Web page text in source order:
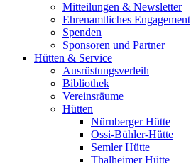
Mitteilungen & Newsletter
Ehrenamtliches Engagement
Spenden
Sponsoren und Partner
Hütten & Service
Ausrüstungsverleih
Bibliothek
Vereinsräume
Hütten
Nürnberger Hütte
Ossi-Bühler-Hütte
Semler Hütte
Thalheimer Hütte